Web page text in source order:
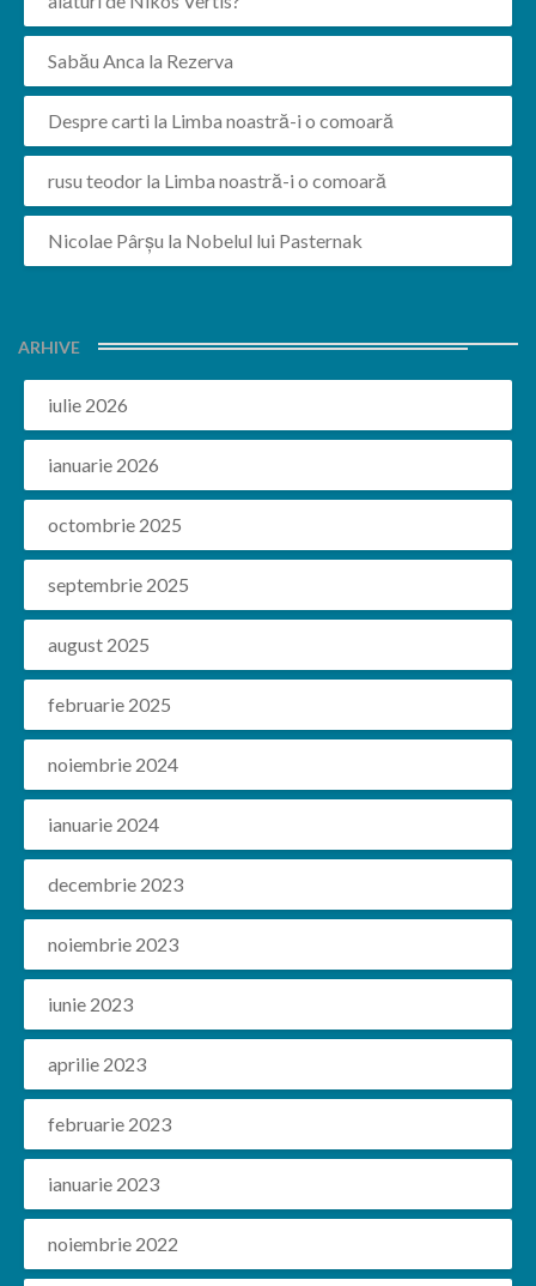
Sabău Anca la Rezerva
Despre carti la Limba noastră-i o comoară
rusu teodor la Limba noastră-i o comoară
Nicolae Pârșu la Nobelul lui Pasternak
ARHIVE
iulie 2026
ianuarie 2026
octombrie 2025
septembrie 2025
august 2025
februarie 2025
noiembrie 2024
ianuarie 2024
decembrie 2023
noiembrie 2023
iunie 2023
aprilie 2023
februarie 2023
ianuarie 2023
noiembrie 2022